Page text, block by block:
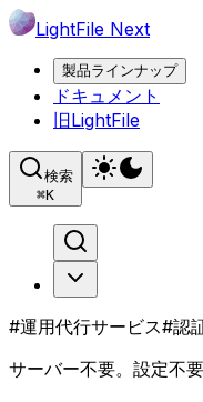
LightFile Next
製品ラインナップ
ドキュメント
旧LightFile
検索
⌘K
#運用代行サービス#認
サーバー不要。 設定不要